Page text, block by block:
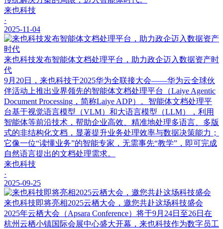
来也科技
·
2025-11-04
来也科技发布智能体文档处理平台，助力政企迈入数据资产时
代
9月20日，来也科技于2025华为全联接大会——华为云全球伙
伴活动上推出业界领先的智能体文档处理平台（Laiye Agentic
Document Processing，简称Laiye ADP）。智能体文档处理平
台基于视觉语言模型（VLM）和大语言模型（LLM），利用
智能体等前沿技术，帮助企业高效、精准地处理多语言、多版
式的非结构化文档，显著提升业务处理效率与数据决策能力；
它像一位“读懂业务”的智能专家，无需事先“教学”，即可完成
自然语言提出的文档处理需求。
来也科技
·
2025-09-25
来也科技即将亮相2025云栖大会，邀您共赴这场科技盛会
2025年云栖大会（Apsara Conference）将于9月24日至26日在
杭州云栖小镇国际会展中心盛大开幕，来也科技作为数字员工